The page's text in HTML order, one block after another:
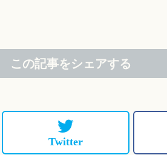
この記事をシェアする
Twitter